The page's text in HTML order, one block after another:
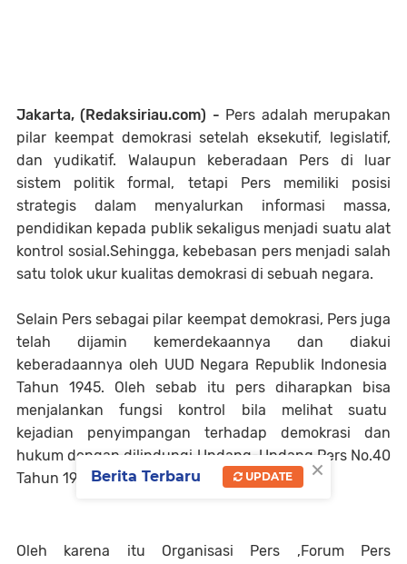
Jakarta, (Redaksiriau.com) - Pers adalah merupakan
pilar keempat demokrasi setelah eksekutif, legislatif,
dan yudikatif. Walaupun keberadaan Pers di luar
sistem politik formal, tetapi Pers memiliki posisi
strategis dalam menyalurkan informasi massa,
pendidikan kepada publik sekaligus menjadi suatu alat
kontrol sosial.Sehingga, kebebasan pers menjadi salah
satu tolok ukur kualitas demokrasi di sebuah negara.
Selain Pers sebagai pilar keempat demokrasi, Pers juga
telah dijamin kemerdekaannya dan diakui
keberadaannya oleh UUD Negara Republik Indonesia
Tahun 1945. Oleh sebab itu pers diharapkan bisa
menjalankan fungsi kontrol bila melihat suatu
kejadian penyimpangan terhadap demokrasi dan
hukum dengan dilindungi Undang-Undang Pers No.40
Tahun 1999.
Oleh karena itu Organisasi Pers ,Forum Pers
×
Berita Terbaru UPDATE